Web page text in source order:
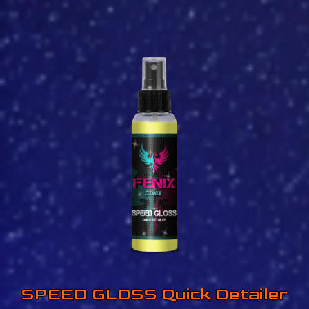
3,90 €
SPEED GLOSS Quick Detailer